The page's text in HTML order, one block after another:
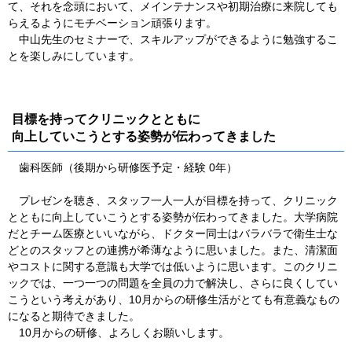
て、それを念頭において、メインテナンスや初期治療に来院しても
らえるようにモチベーション頑張ります。
中山先生のセミナーで、スキルアップができるように勉強するこ
とを楽しみにしています。
目標を持ってクリニックとともに
向上していこうとする姿勢が伝わってきました
歯科医師（後期から研修医予定・経験 0年）
プレゼンを聴き、スタッフ一人一人が目標を持って、クリニック
とともに向上していこうとする姿勢が伝わってきました。大学病院
だとチーム医療といいながら、ドクター同士はバラバラで衛生士な
どとのスタッフとの連携が希薄なように思いました。また、清潔面
やコストに関する意識も大学では低いように思います。このクリニ
ックでは、一つ一つの問題を全員の力で解決し、さらに良くしてい
こうという考えがあり、10月からの研修生活がとても有意義なもの
になると期待できました。
10月からの研修、よろしくお願いします。